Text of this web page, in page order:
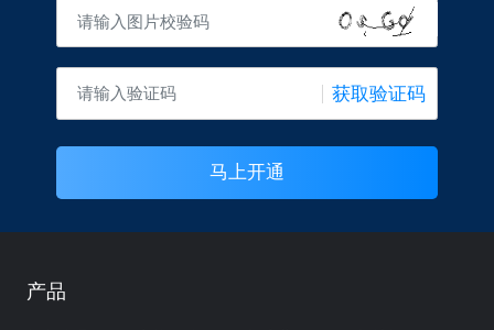
获取验证码
马上开通
产品